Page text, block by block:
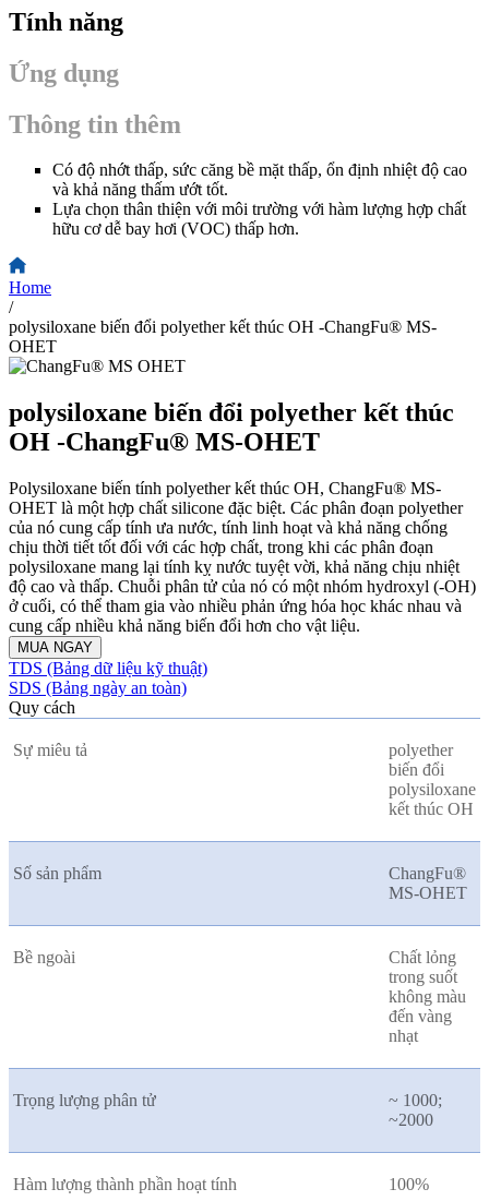
Tính năng
Ứng dụng
Thông tin thêm
Có độ nhớt thấp, sức căng bề mặt thấp, ổn định nhiệt độ cao
và khả năng thấm ướt tốt.
Lựa chọn thân thiện với môi trường với hàm lượng hợp chất
hữu cơ dễ bay hơi (VOC) thấp hơn.
Home
/
polysiloxane biến đổi polyether kết thúc OH -ChangFu® MS-
OHET
polysiloxane biến đổi polyether kết thúc
OH -ChangFu® MS-OHET
Polysiloxane biến tính polyether kết thúc OH, ChangFu® MS-
OHET là một hợp chất silicone đặc biệt. Các phân đoạn polyether
của nó cung cấp tính ưa nước, tính linh hoạt và khả năng chống
chịu thời tiết tốt đối với các hợp chất, trong khi các phân đoạn
polysiloxane mang lại tính kỵ nước tuyệt vời, khả năng chịu nhiệt
độ cao và thấp. Chuỗi phân tử của nó có một nhóm hydroxyl (-OH)
ở cuối, có thể tham gia vào nhiều phản ứng hóa học khác nhau và
cung cấp nhiều khả năng biến đổi hơn cho vật liệu.
MUA NGAY
TDS (Bảng dữ liệu kỹ thuật)
SDS (Bảng ngày an toàn)
Quy cách
Sự miêu tả
polyether
biến đổi
polysiloxane
kết thúc OH
Số sản phẩm
ChangFu®
MS-OHET
Bề ngoài
Chất lỏng
trong suốt
không màu
đến vàng
nhạt
Trọng lượng phân tử
~ 1000;
~2000
Hàm lượng thành phần hoạt tính 100%